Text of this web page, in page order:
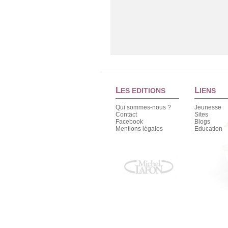
LES EDITIONS
Qui sommes-nous ?
Contact
Facebook
Mentions légales
LIENS
Jeunesse
Sites
Blogs
Education